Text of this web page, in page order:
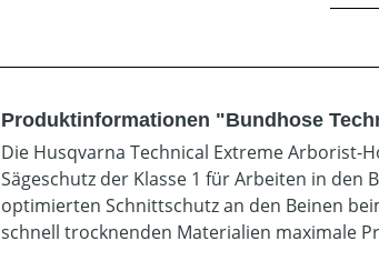
Produktinformationen "Bundhose
Die Husqvarna Technical Extreme Arborist-
Sägeschutz der Klasse 1 für Arbeiten in
optimierten Schnittschutz an den Beinen
schnell trocknenden Materialien maximale